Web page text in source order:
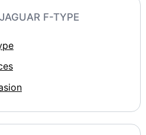
F-TYPE